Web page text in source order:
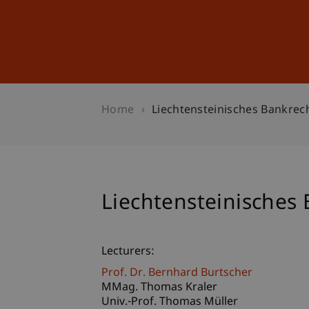
Home Liechtensteinisches
Liechtensteinisches
Lecturers:
Prof. Dr. Bernhard Burtscher
MMag. Thomas Kraler
Univ.-Prof. Thomas Müller